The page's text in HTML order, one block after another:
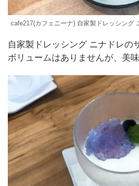
cafe217(カフェニーナ) 自家製ドレッシング
自家製ドレッシング ニナドレの
ボリュームはありませんが、美